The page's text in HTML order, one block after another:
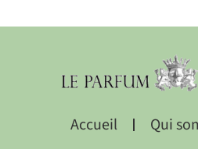
Accueil
Qui